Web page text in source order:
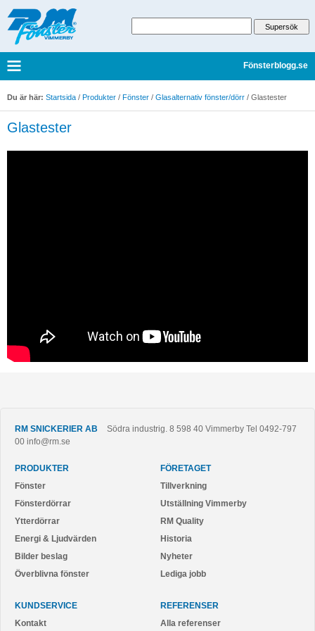
Fönsterblogg.se
Du är här: Startsida / Produkter / Fönster / Glasalternativ fönster/dörr / Glastester
Glastester
RM SNICKERIER AB Södra industrig. 8 598 40 Vimmerby Tel 0492-797
00 info@rm.se
PRODUKTER
Fönster
Fönsterdörrar
Ytterdörrar
Energi & Ljudvärden
Bilder beslag
Överblivna fönster
FÖRETAGET
Tillverkning
Utställning Vimmerby
RM Quality
Historia
Nyheter
Lediga jobb
KUNDSERVICE
Kontakt
REFERENSER
Alla referenser